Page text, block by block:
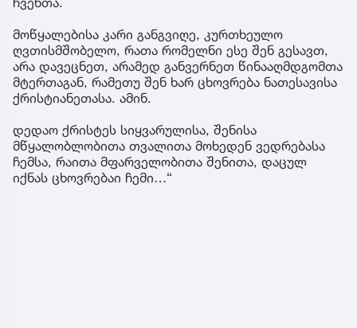
მოწყალებისა კარი განგვიღე, კურთხეულო
ღვთისმშობელო, რათა რომელნი ესე შენ გესავთ,
არა დავეცნეთ, არამედ განვერნეთ წინააღმდგომთა
მტერთაგან, რამეთუ შენ ხარ ცხოვრება ნათესავისა
ქრისტიანეთასა. ამინ.
დედაო ქრისტეს სიყვარულისა, შენისა
მწყალობლობითა თვალითა მოხედენ ვედრებასა
ჩემსა, რაითა მფარველობითა შენითა, დაცულ
იქნას ცხოვრებაი ჩემი…“